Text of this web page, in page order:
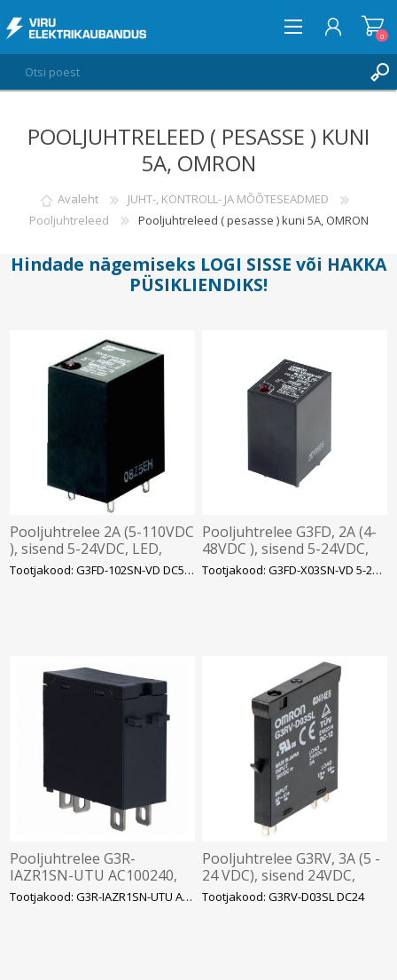
LOGI SISSE
0
POOLJUHTRELEED ( PESASSE ) KUNI
5A, OMRON
Avaleht
JUHT-, KONTROLL- JA MÕÕTESEADMED
Pooljuhtreleed
Pooljuhtreleed ( pesasse ) kuni 5A, OMRON
Hindade nägemiseks LOGI SISSE või HAKKA
PÜSIKLIENDIKS!
Pooljuhtrelee 2A (5-110VDC
), sisend 5-24VDC, LED,
Omron
Tootjakood: G3FD-102SN-VD DC524
Pooljuhtrelee G3FD, 2A (4-
48VDC ), sisend 5-24VDC,
LED, Omron
Tootjakood: G3FD-X03SN-VD 5-24VD
Pooljuhtrelee G3R-
IAZR1SN-UTU AC100240,
Omron
Tootjakood: G3R-IAZR1SN-UTU AC10
Pooljuhtrelee G3RV, 3A (5 -
24 VDC), sisend 24VDC,
LED, Omron
Tootjakood: G3RV-D03SL DC24